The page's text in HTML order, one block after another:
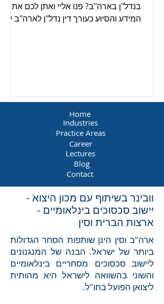
בנדל"ן בארה"ב? פנו אליי ואתן לכם את כל
המידע והסיוע כעורך דין נדל"ן לארה"ב יש
Contact
Blog
Lectures
Career
Practice Areas
Industries
Home
וובינר בשיתוף עם מכון היצוא -
יישוב סכסוכים בינלאומיים -
ארצות הברית וסין
ארה"ב וסין הינן שותפות הסחר הגדולות
ביותר של ישראל. הבנה של המנגנונים
ליישוב סכסוכים מסחריים בינלאומיים
והשוני בהשוואה לישראל היא מהותית
ליצואן הפועל בחו"ל.